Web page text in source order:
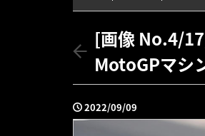
[画像 No.4/
MotoGPマシ
2022/09/09